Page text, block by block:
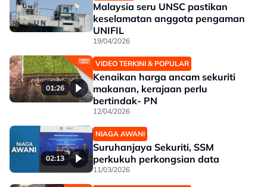
Malaysia seru UNSC pastikan
keselamatan anggota pengaman
UNIFIL
19/04/2026
01:26
VIDEO TERKINI & POPULAR
Kenaikan harga ancam sekuriti
makanan, kerajaan perlu
bertindak- PN
12/04/2026
02:13
NIAGA AWANI
Suruhanjaya Sekuriti, SSM
perkukuh perkongsian data
11/03/2026